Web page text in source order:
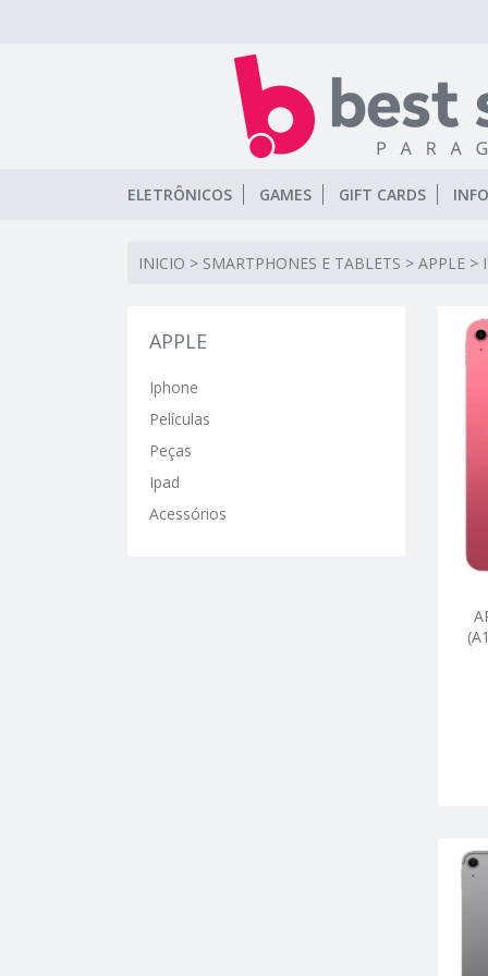
ELETRÔNICOS GAMES GIFT CARDS
INICIO > SMARTPHONES E TABLETS > APPLE >
APPLE
Iphone
Películas
Peças
Ipad
Acessórios